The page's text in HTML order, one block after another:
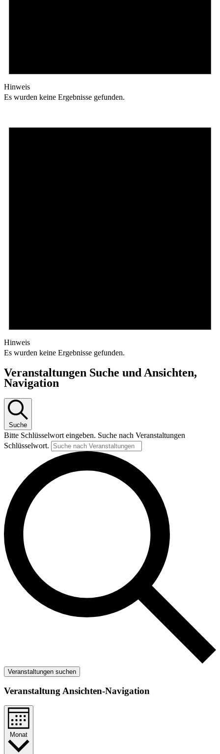
Hinweis
Es wurden keine Ergebnisse gefunden.
Hinweis
Es wurden keine Ergebnisse gefunden.
Veranstaltungen Suche und Ansichten,
Navigation
Suche
Bitte Schlüsselwort eingeben. Suche nach Veranstaltungen
Schlüsselwort.
Veranstaltungen suchen
Veranstaltung Ansichten-Navigation
Monat